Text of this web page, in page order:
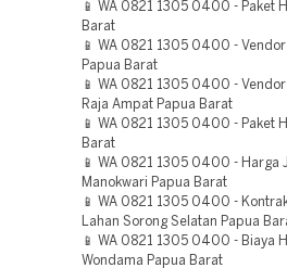
📱 WA 0821 1305 0400 - Paket
Barat
📱 WA 0821 1305 0400 -
Papua Barat
📱 WA 0821 1305 0400 -
Raja Ampat Papua Barat
📱 WA 0821 1305 0400 - Paket
Barat
📱 WA 0821 1305 0400 - Harga
Manokwari Papua Barat
📱 WA 0821 1305 0400 -
Lahan Sorong Selatan Papua
📱 WA 0821 1305 0400 - Biaya
Wondama Papua Barat